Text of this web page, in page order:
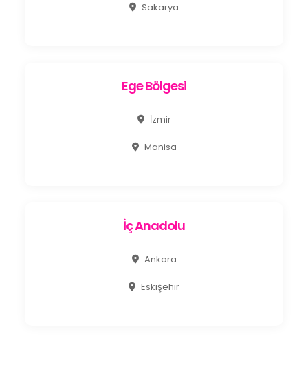
Sakarya
Ege Bölgesi
İzmir
Manisa
İç Anadolu
Ankara
Eskişehir